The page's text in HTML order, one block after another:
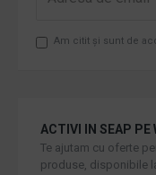
Am citit şi sunt de
ACTIVI IN SEAP PE
Te ajutam cu oferte
produse, disponibile